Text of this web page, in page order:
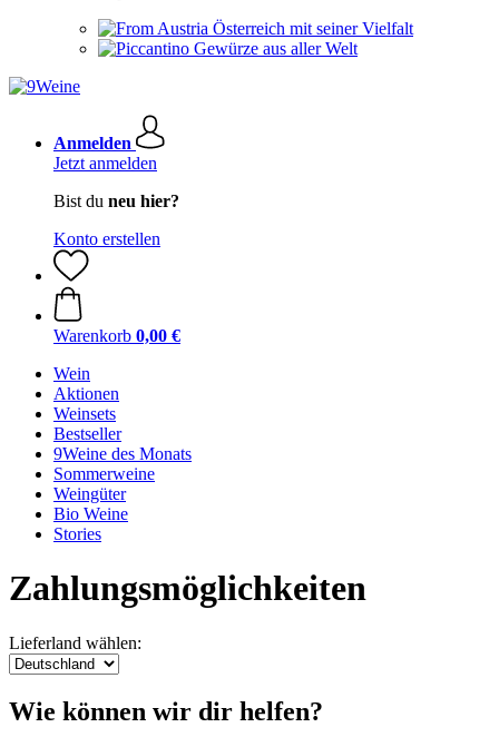
Österreich mit seiner Vielfalt
Gewürze aus aller Welt
Anmelden
Jetzt anmelden
Bist du neu hier?
Konto erstellen
Warenkorb 0,00 €
Wein
Aktionen
Weinsets
Bestseller
9Weine des Monats
Sommerweine
Weingüter
Bio Weine
Stories
Zahlungsmöglichkeiten
Lieferland wählen:
Wie können wir dir helfen?